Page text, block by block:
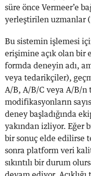
süre önce Vermeer’e
yerleştirilen uzmanlar
Bu sistemin işlemesi
erişimine açık olan bir
formda deneyin adı,
veya tedarikçiler),
A/B, A/B/C veya A/B/n
modifikasyonların
deney başladığında
yakından izliyor. Eğer
bir sonuç elde edilirse
sonra platform veri
sıkıntılı bir durum